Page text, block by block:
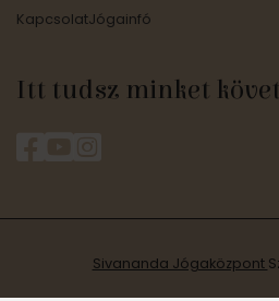
KapcsolatJógainfó
Itt tudsz minket
Sivananda Jógaközpont